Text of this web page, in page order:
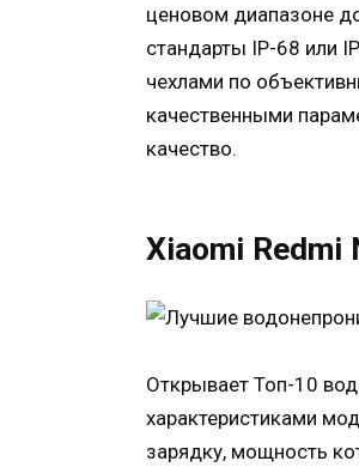
ценовом диапазоне
стандарты IP-68 или
чехлами по
качественными
качество.
Xiaomi Redmi
Открывает Топ-10
характеристиками
зарядку, мощность